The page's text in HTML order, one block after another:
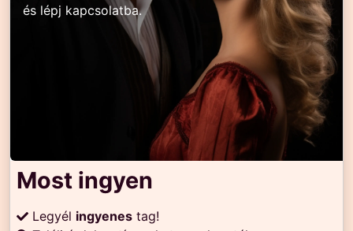
és lépj kapcsolatba.
Most ingyen
Legyél ingyenes tag!